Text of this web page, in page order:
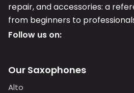
repair, and accessories: a
from beginners to
Follow us on:
Our Saxophones
Alto